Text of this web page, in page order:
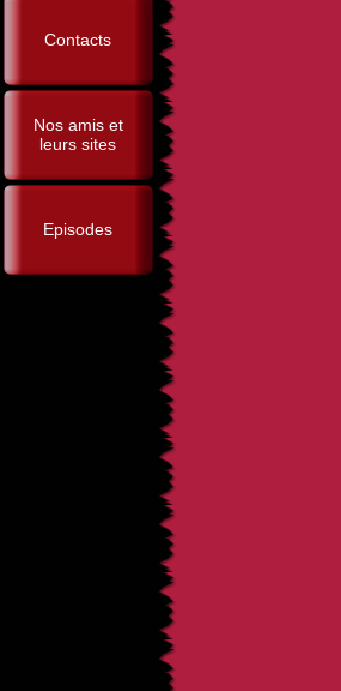
Contacts
Nos amis et
leurs sites
Episodes